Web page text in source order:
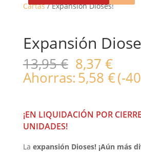
Cartas/ Expansión Dioses!
Expansión
13,95€ El
precio
original
13,95 €.
8,37 €El
Ahorras:5,58 €(-
¡EN LIQUIDACIÓN POR
UNIDADES!
La expansión Dioses! ¡Aún más